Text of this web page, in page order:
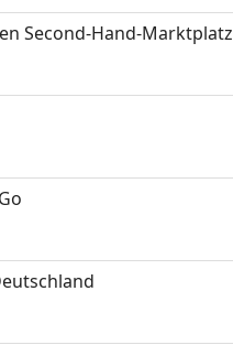
Second-Hand-Marktplatz